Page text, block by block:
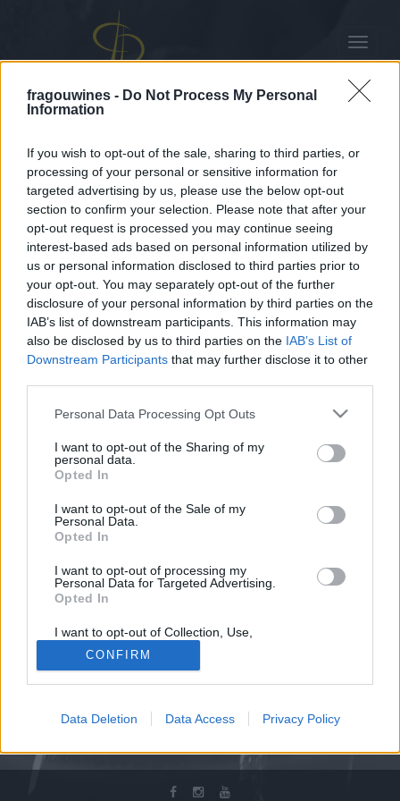
fragouwines - Do Not Process My Personal
Information
If you wish to opt-out of the sale, sharing to third parties, or
processing of your personal or sensitive information for
targeted advertising by us, please use the below opt-out
section to confirm your selection. Please note that after your
opt-out request is processed you may continue seeing
interest-based ads based on personal information utilized by
us or personal information disclosed to third parties prior to
your opt-out. You may separately opt-out of the further
disclosure of your personal information by third parties on the
IAB’s list of downstream participants. This information may
also be disclosed by us to third parties on the IAB’s List of
Downstream Participants that may further disclose it to other
Personal Data Processing Opt Outs
I want to opt-out of the Sharing of my
personal data.
Opted In
I want to opt-out of the Sale of my
Personal Data.
Opted In
I want to opt-out of processing my
Personal Data for Targeted Advertising.
Opted In
I want to opt-out of Collection, Use,
Retention, Sale, and/or Sharing of my
Personal Data that Is Unrelated with the
Purposes for which it was collected.
Opted Out
CONFIRM
Data Deletion Data Access Privacy Policy
Toggle
Άλλες Ποικιλίες
Αρχική Ο ΑΜΠΕΛΩΝΑΣ ΤΗΣ ΑΤΤΙΚΗΣ Άλλες Ποικιλίες
Άλλες ποικιλίες του Αττικού
αμπελώνα
Ο Αττικός αμπελώνας, κατά τη δεκαετία του '80,
ακολουθώντας τις τάσεις της εποχής, έστρεψε το
ενδιαφέρον του και στην καλλιέργεια επιπλέον
ποικιλιών. Σήμερα στον αμπελώνα της Αττικής
καλλιεργούνται πληθώρα ελληνικών και ξένων
Μαλαγουζιά, Αθήρι, Chardonnay, Sauvignon Blanc,
Trebbiano ή Ugni Blanc και Semillon.
Κόκκινες ποικιλίες
: Αγιωργίτικο, Μανδηλαριά,
Cabernet Sauvignon, Syrah, Merlot, Sangiovese,
Grenage Rouge και Tempranillo.
Όλες οι ποικιλίες “εκφράζονται” διαφορετικά, ανάλογα
με το μικροκλίμα της τοποθεσίας που καλλιεργούνται.